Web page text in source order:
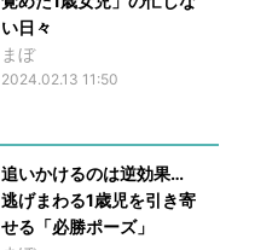
い日々
まぼ
2024.02.13 11:50
追いかけるのは逆効果…
逃げまわる1歳児を引き寄
せる「必勝ポーズ」